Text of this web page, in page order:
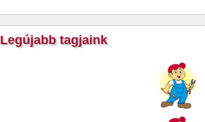
Legújabb tagjaink